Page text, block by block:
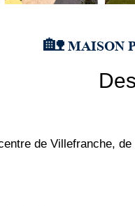
🏡 MAISON
de Villefranche,